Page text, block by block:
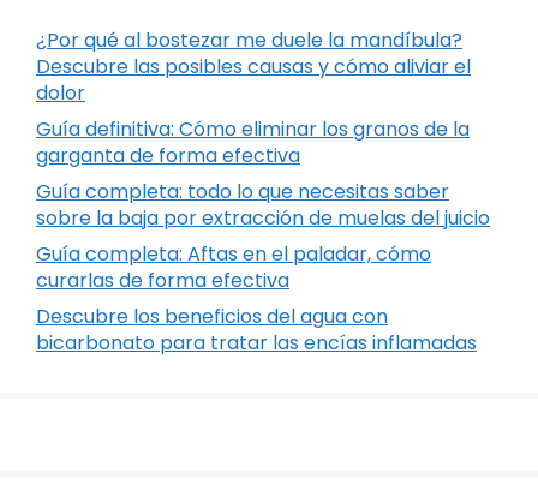
¿Por qué al bostezar me duele la mandíbula?
Descubre las posibles causas y cómo aliviar el
dolor
Guía definitiva: Cómo eliminar los granos de la
garganta de forma efectiva
Guía completa: todo lo que necesitas saber
sobre la baja por extracción de muelas del juicio
Guía completa: Aftas en el paladar, cómo
curarlas de forma efectiva
Descubre los beneficios del agua con
bicarbonato para tratar las encías inflamadas